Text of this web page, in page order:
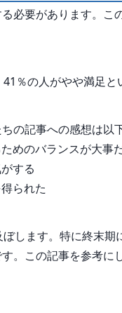
必要があります。こ
％の人がやや満足と
記事への感想は以
めのバランスが大事
する
られた
します。特に終末期
。この記事を参考に